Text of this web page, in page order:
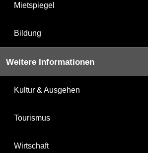
Mietspiegel
Bildung
Weitere Informationen
Kultur & Ausgehen
Tourismus
Wirtschaft